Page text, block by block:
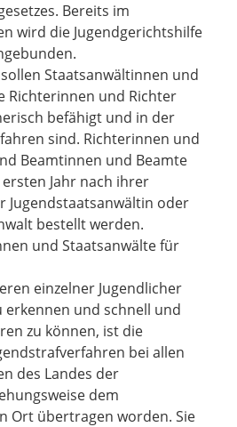
Bereits im
wird die Jugendgerichtshilfe
Staatsanwältinnen und
Richterinnen und Richter
befähigt und in der
sind. Richterinnen und
Beamtinnen und Beamte
Jahr nach ihrer
Jugendstaatsanwältin oder
bestellt werden.
und Staatsanwälte für
einzelner Jugendlicher
und schnell und
zu können, ist die
bei allen
des Landes der
dem
Ort übertragen worden. Sie